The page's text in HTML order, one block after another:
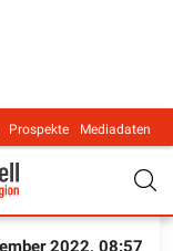
Prospekte Mediadaten
2022, 08:57